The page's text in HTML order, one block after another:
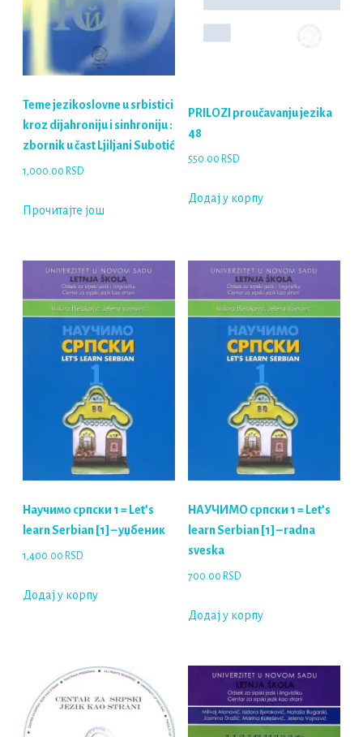
Teme jezikoslovne u srbistici
kroz dijahroniju i sinhroniju :
zbornik u čast Ljiljani Subotić
1,000.00 RSD
Прочитајте још
PRILOZI proučavanju jezika
48
550.00 RSD
Додај у корпу
Научимо српски 1 = Let’s
learn Serbian [1] – уџбеник
1,400.00 RSD
Додај у корпу
НАУЧИМО српски 1 = Let’s
learn Serbian [1] – radna
sveska
700.00 RSD
Додај у корпу